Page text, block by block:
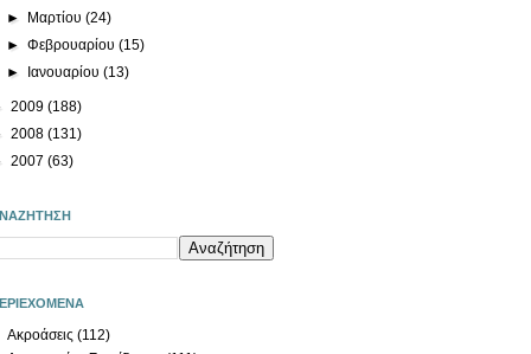
► Μαρτίου(24)
►Φεβρουαρίου(15)
► Ιανουαρίου(13)
2009 (188)
2008 (131)
2007 (63)
Ακροάσεις (112)